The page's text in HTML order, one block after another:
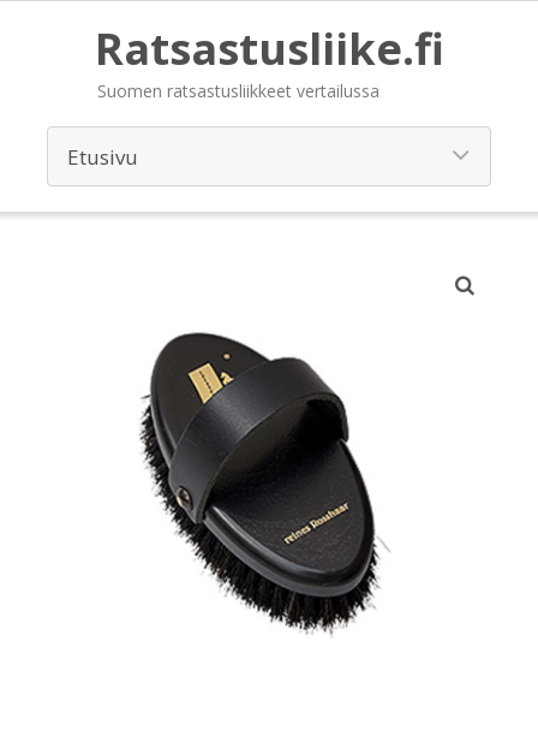
Ratsastusliike.fi
Suomen ratsastusliikkeet vertailussa